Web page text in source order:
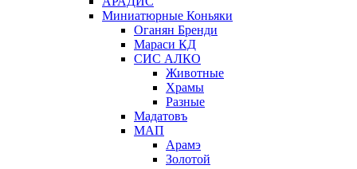
Миниатюрные Коньяки
Оганян Бренди
Мараси КД
СИС АЛКО
Животные
Храмы
Разные
Мадатовъ
МАП
Арамэ
Золотой